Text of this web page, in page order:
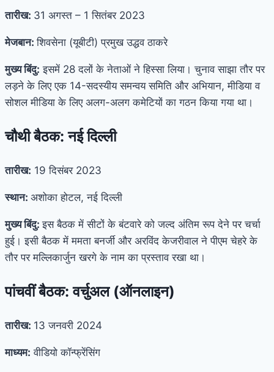
तारीख: 31 अगस्त – 1 सितंबर 2023
मेजबान:शिवसेना (यूबीटी) प्रमुख उद्धव ठाकरे
मुख्य बिंदु: इसमें 28 दलों के नेताओं ने हिस्सा लिया। चुनाव साझा तौर पर
लड़ने के लिए एक 14-सदस्यीय समन्वय समिति और अभियान, मीडिया व
सोशल मीडिया के लिए अलग-अलग कमेटियों का गठन किया गया था।
चौथी बैठक: नई दिल्ली
तारीख: 19 दिसंबर 2023
स्थान: अशोका होटल, नई दिल्ली
मुख्य बिंदु:इस बैठक में सीटों के बंटवारे को जल्द अंतिम रूप देने पर चर्चा
हुई। इसी बैठक में ममता बनर्जी और अरविंद केजरीवाल ने पीएम चेहरे के
तौर पर मल्लिकार्जुन खरगे के नाम का प्रस्ताव रखा था।
पांचवीं बैठक: वर्चुअल (ऑनलाइन)
तारीख: 13 जनवरी 2024
माध्यम: वीडियो कॉन्फ्रेंसिंग